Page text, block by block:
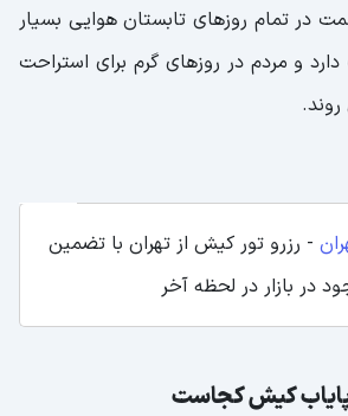
در تمام روزهای تابستان هوایی بسیار
و مردم در روزهای گرم برای استراحت
- رزرو تور کیش از تهران با تضمین
در بازار در لحظه آخر
کیش کجاست